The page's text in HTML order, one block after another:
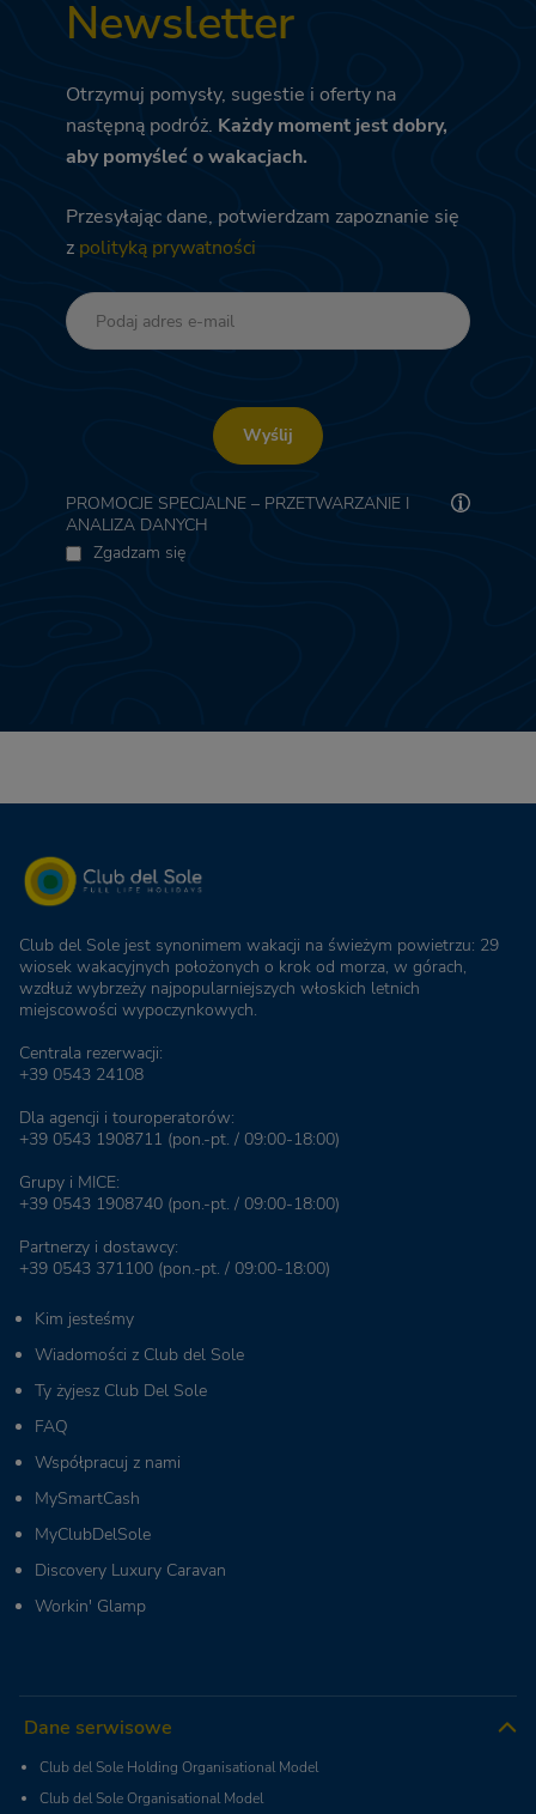
Newsletter
Otrzymuj pomysły, sugestie i oferty na
następną podróż. Każdy moment jest dobry,
aby pomyśleć o wakacjach.
Przesyłając dane, potwierdzam zapoznanie się
z polityką prywatności
Wyślij
PROMOCJE SPECJALNE – PRZETWARZANIE I
ANALIZA DANYCH
Zgadzam się
Club del Sole jest synonimem wakacji na świeżym powietrzu: 29
wiosek wakacyjnych położonych o krok od morza, w górach,
wzdłuż wybrzeży najpopularniejszych włoskich letnich
miejscowości wypoczynkowych.
Centrala rezerwacji:
+39 0543 24108
Dla agencji i touroperatorów:
+39 0543 1908711 (pon.-pt. / 09:00-18:00)
Grupy i MICE:
+39 0543 1908740 (pon.-pt. / 09:00-18:00)
Partnerzy i dostawcy:
+39 0543 371100 (pon.-pt. / 09:00-18:00)
Kim jesteśmy
Wiadomości z Club del Sole
Ty żyjesz Club Del Sole
FAQ
Współpracuj z nami
MySmartCash
MyClubDelSole
Discovery Luxury Caravan
Workin' Glamp
Dane serwisowe
Club del Sole Holding Organisational Model
Club del Sole Organisational Model